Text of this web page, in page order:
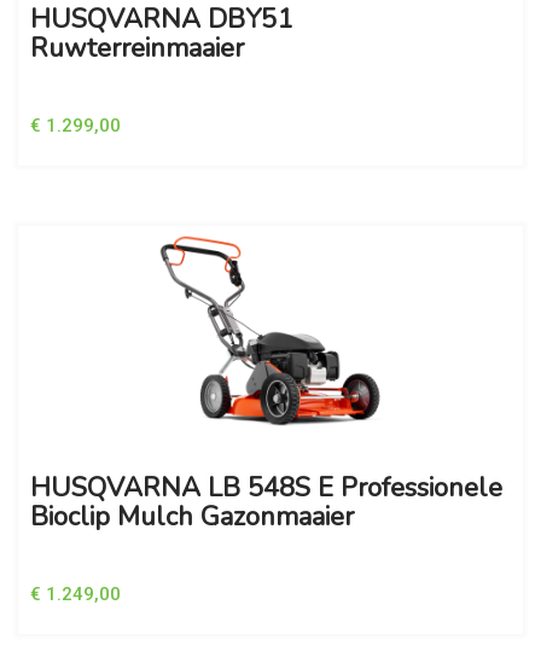
HUSQVARNA DBY51
Ruwterreinmaaier
€ 1.299,00
HUSQVARNA LB 548S E Professionele
Bioclip Mulch Gazonmaaier
€ 1.249,00